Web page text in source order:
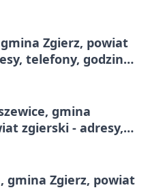
Zgierz, powiat
telefony, godziny
gmina
zgierski - adresy,
gmina Zgierz, powiat